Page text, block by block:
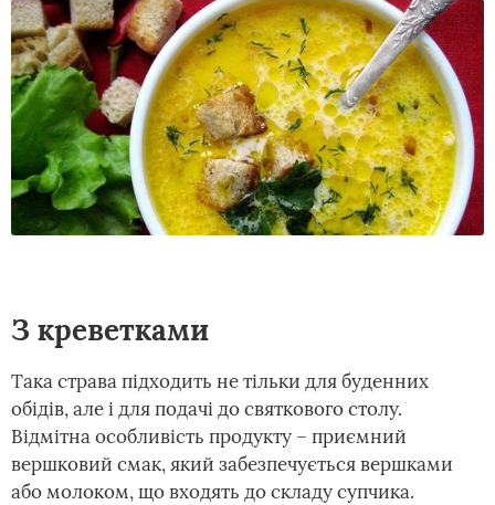
З креветками
Така страва підходить не тільки для буденних
обідів, але і для подачі до святкового столу.
Відмітна особливість продукту – приємний
вершковий смак, який забезпечується вершками
або молоком, що входять до складу супчика.